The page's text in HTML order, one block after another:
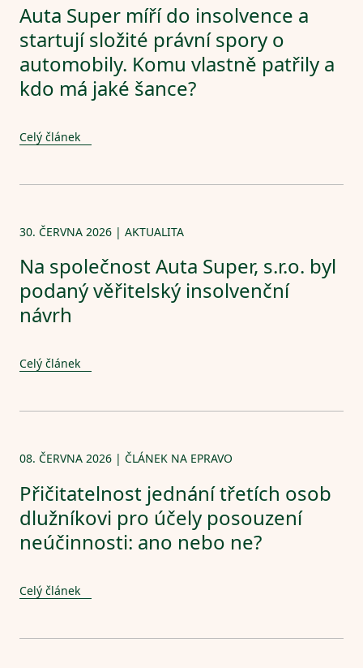
Auta Super míří do insolvence a
startují složité právní spory o
automobily. Komu vlastně patřily a
kdo má jaké šance?
Celý článek
30. ČERVNA 2026 | AKTUALITA
Na společnost Auta Super, s.r.o. byl
podaný věřitelský insolvenční
návrh
Celý článek
08. ČERVNA 2026 | ČLÁNEK NA EPRAVO
Přičitatelnost jednání třetích osob
dlužníkovi pro účely posouzení
neúčinnosti: ano nebo ne?
Celý článek